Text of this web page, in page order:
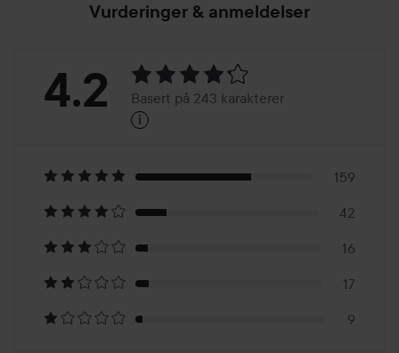
Vurderinger & anmeldelser
Vurdering:
Basert
på
243
karakterer
4.2 Basert på 243 karakterer
i
159
42
16
17
9